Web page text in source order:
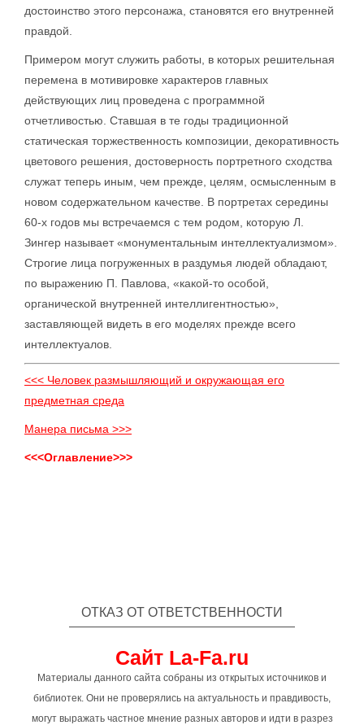
достоинство этого персонажа, становятся его внутренней
правдой.
Примером могут служить работы, в которых решительная
перемена в мотивировке характеров главных
действующих лиц проведена с программной
отчетливостью. Ставшая в те годы традиционной
статическая торжественность композиции, декоративность
цветового решения, достоверность портретного сходства
служат теперь иным, чем прежде, целям, осмысленным в
новом содержательном качестве. В портретах середины
60-х годов мы встречаемся с тем родом, которую Л.
Зингер называет «монументальным интеллектуализмом».
Строгие лица погруженных в раздумья людей обладают,
по выражению П. Павлова, «какой-то особой,
органической внутренней интеллигентностью»,
заставляющей видеть в его моделях прежде всего
интеллектуалов.
<<< Человек размышляющий и окружающая его
предметная среда
Манера письма >>>
<<<Оглавление>>>
ОТКАЗ ОТ ОТВЕТСТВЕННОСТИ
Сайт La-Fa.ru
Материалы данного сайта собраны из открытых источников и
библиотек. Они не проверялись на актуальность и правдивость,
могут выражать частное мнение разных авторов и идти в разрез